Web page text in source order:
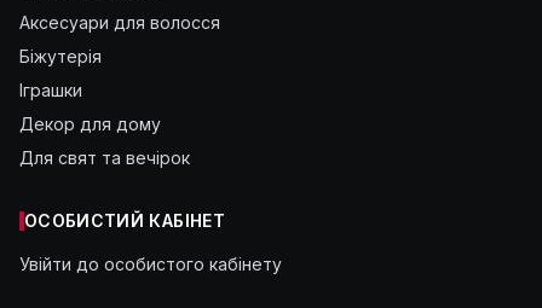
Аксесуари для волосся
Біжутерія
Іграшки
Декор для дому
Для свят та вечірок
ОСОБИСТИЙ КАБІНЕТ
Увійти до особистого кабінету